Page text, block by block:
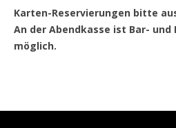
Karten-Reservierungen bitte
An der Abendkasse ist Bar- und
möglich.